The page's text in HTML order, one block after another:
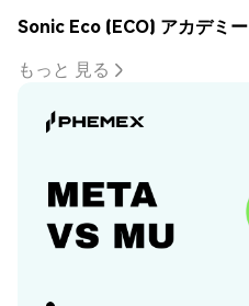
Sonic Eco (ECO) アカデミー
もっと 見る